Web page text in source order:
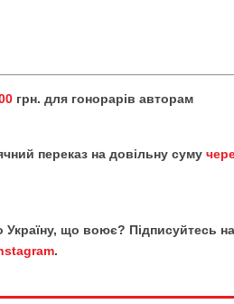
грн. для гонорарів авторам
переказ на довільну суму
Україну, що воює? Підписуйтесь на
.